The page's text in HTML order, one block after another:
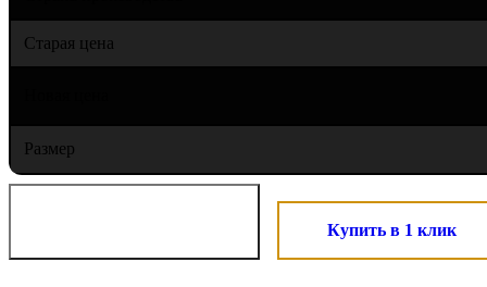
Старая цена
Размер
Купить в 1 клик